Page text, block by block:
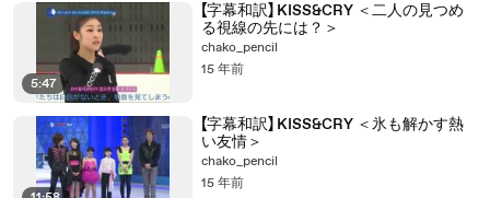
5:47
【字幕和訳】 KISS&CRY ＜二人の見つめ
る視線の先には？＞
chako_pencil
15 年前
【字幕和訳】 KISS&CRY ＜氷も解かす熱
い友情＞
chako_pencil
15 年前